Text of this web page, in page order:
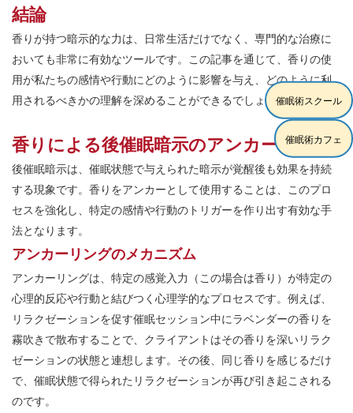
結論
香りが持つ暗示的な力は、日常生活だけでなく、専門的な治療に
おいても非常に有効なツールです。この記事を通じて、香りの使
用が私たちの感情や行動にどのように影響を与え、どのように利
用されるべきかの理解を深めることができるでしょう。
香りによる後催眠暗示のアンカーリング
後催眠暗示は、催眠状態で与えられた暗示が覚醒後も効果を持続
する現象です。香りをアンカーとして使用することは、このプロ
セスを強化し、特定の感情や行動のトリガーを作り出す有効な手
法となります。
アンカーリングのメカニズム
アンカーリングは、特定の感覚入力（この場合は香り）が特定の
心理的反応や行動と結びつく心理学的なプロセスです。例えば、
リラクゼーションを促す催眠セッション中にラベンダーの香りを
霧吹きで散布することで、クライアントはその香りを深いリラク
ゼーションの状態と連想します。その後、同じ香りを感じるだけ
で、催眠状態で得られたリラクゼーションが再び引き起こされる
のです。
催眠術スクール
催眠術カフェ